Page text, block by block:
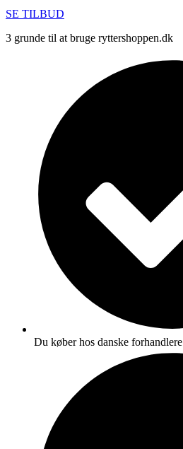
pris
1.899,00 kr..1.614,15 kr..
SE TILBUD
3 grunde til at bruge ryttershoppen.dk
Du køber hos danske forhandlere